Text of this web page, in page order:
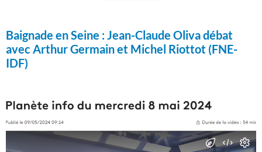
Baignade en Seine :Jean-Claude Oliva débat
avec Arthur Germain et Michel Riottot (FNE-
IDF)